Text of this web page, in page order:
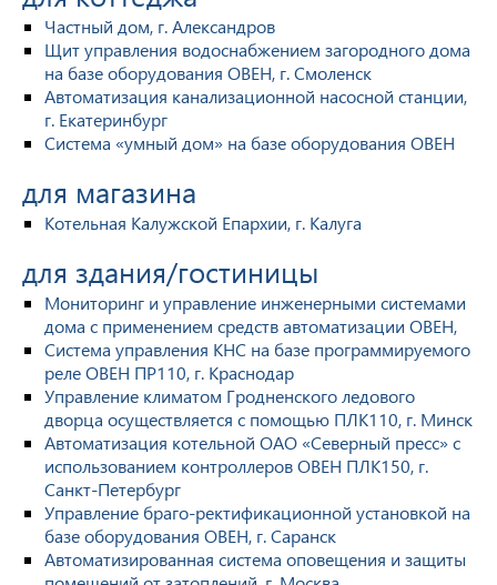
Частный дом, г. Александров
Щит управления водоснабжением загородного дома
на базе оборудования ОВЕН, г. Смоленск
Автоматизация канализационной насосной станции,
г. Екатеринбург
Система «умный дом» на базе оборудования ОВЕН
для магазина
Котельная Калужской Епархии, г. Калуга
для здания/гостиницы
Мониторинг и управление инженерными системами
дома с применением средств автоматизации ОВЕН,
Система управления КНС на базе программируемого
реле ОВЕН ПР110, г. Краснодар
Управление климатом Гродненского ледового
дворца осуществляется с помощью ПЛК110, г. Минск
Автоматизация котельной ОАО «Северный пресс» с
использованием контроллеров ОВЕН ПЛК150, г.
Санкт-Петербург
Управление браго-ректификационной установкой на
базе оборудования ОВЕН, г. Саранск
Автоматизированная система оповещения и защиты